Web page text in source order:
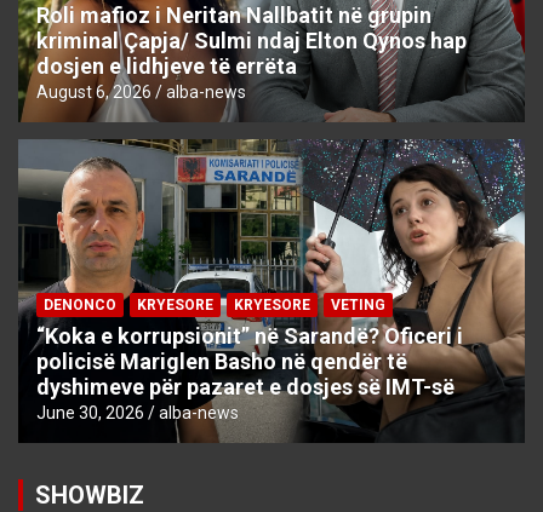
Roli mafioz i Neritan Nallbatit në grupin
kriminal Çapja/ Sulmi ndaj Elton Qynos hap
dosjen e lidhjeve të errëta
August 6, 2026 alba-news
DENONCO KRYESORE KRYESORE VETING
“Koka e korrupsionit” në Sarandë? Oficeri i
policisë Mariglen Basho në qendër të
dyshimeve për pazaret e dosjes së IMT-së
June 30, 2026 alba-news
SHOWBIZ